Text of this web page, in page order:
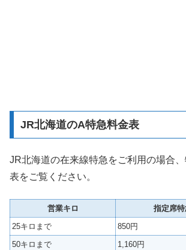
JR北海道のA特急料金表
JR北海道の在来線特急をご利用の場合
表をご覧ください。
営業キロ
指定席
25キロまで
850円
50キロまで
1,160円